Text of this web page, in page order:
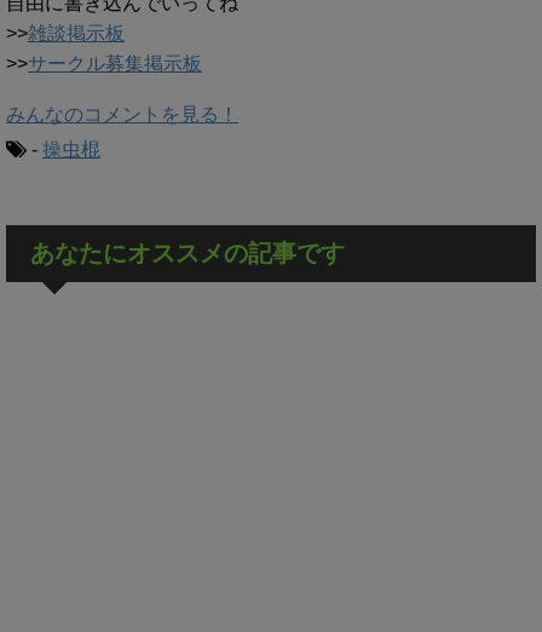
>>雑談掲示板
>>サークル募集掲示板
みんなのコメントを見る！
- 操虫棍
あなたにオススメの記事です